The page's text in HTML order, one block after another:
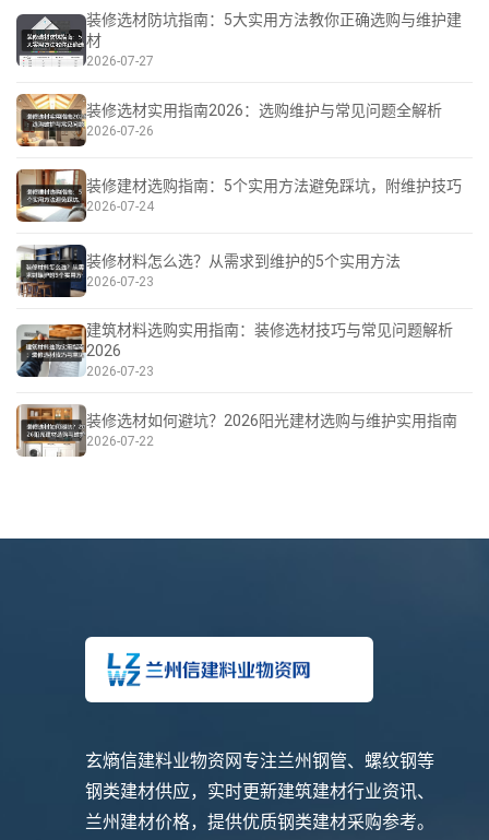
装修选材防坑指南：5大实用方法教你正确选购与维护建
材
2026-07-27
装修选材实用指南2026：选购维护与常见问题全解析
2026-07-26
装修建材选购指南：5个实用方法避免踩坑，附维护技巧
2026-07-24
装修材料怎么选？从需求到维护的5个实用方法
2026-07-23
建筑材料选购实用指南：装修选材技巧与常见问题解析
2026
2026-07-23
装修选材如何避坑？2026阳光建材选购与维护实用指南
2026-07-22
玄熵信建料业物资网专注兰州钢管、螺纹钢等
钢类建材供应，实时更新建筑建材行业资讯、
兰州建材价格，提供优质钢类建材采购参考。